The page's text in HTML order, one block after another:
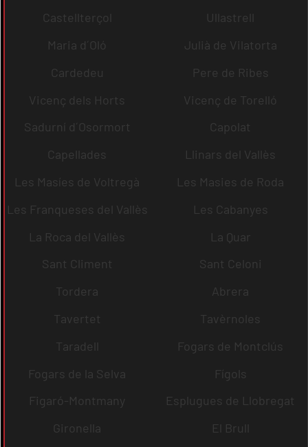
Castellterçol
Ullastrell
Maria d´Oló
Julià de Vilatorta
Cardedeu
Pere de Ribes
Vicenç dels Horts
Vicenç de Torelló
Sadurní d´Osormort
Capolat
Capellades
Llinars del Vallès
Les Masíes de Voltregà
Les Masies de Roda
Les Franqueses del Vallès
Les Cabanyes
La Roca del Vallès
La Quar
Sant Climent
Sant Celoni
Tordera
Abrera
Tavertet
Tavèrnoles
Taradell
Fogars de Montclús
Fogars de la Selva
Fígols
Figaró-Montmany
Esplugues de Llobregat
Gironella
El Brull